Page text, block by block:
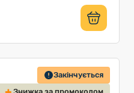
Закінчується